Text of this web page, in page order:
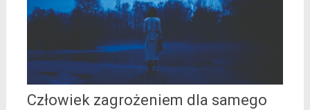
Człowiek zagrożeniem dla samego